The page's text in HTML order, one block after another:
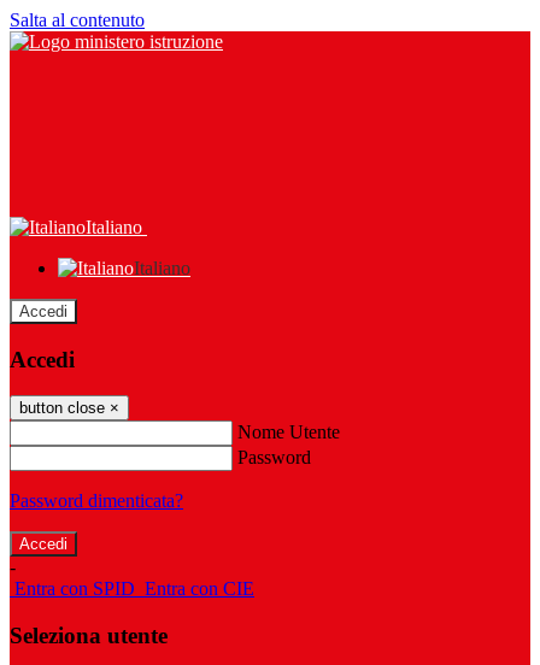
Salta al contenuto
Italiano
Italiano
Accedi
Accedi
button close ×
Nome Utente
Password
Password dimenticata?
-
Entra con SPID Entra con CIE
Seleziona utente